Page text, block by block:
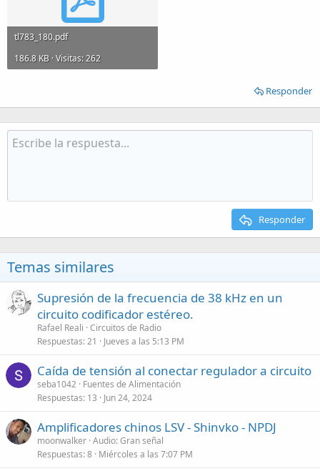
tl783_180.pdf
186.8 KB · Visitas: 262
Responder
Responder
Temas similares
Supresión de la frecuencia de 38 kHz en un
circuito codificador estéreo.
Rafael Reali Circuitos de Radio
Respuestas 21 Jueves a las 5:13 PM
Caída de tensión al conectar regulador a circuito
seba1042 Fuentes de Alimentación
Respuestas 13 Jun 24, 2024
Amplificadores chinos LSV - Shinvko - NPDJ
moonwalker Audio: Gran señal
Respuestas 8 Miércoles a las 7:07 PM